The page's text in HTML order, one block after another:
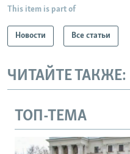
This item is part of
Новости Все статьи
ЧИТАЙТЕ ТАКЖЕ:
ТОП-ТЕМА